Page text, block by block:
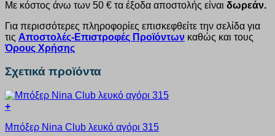
Με κόστος άνω των 50 € τα έξοδα αποστολής είναι δωρεάν.
Για περισσότερες πληροφορίες επισκεφθείτε την σελίδα για
τις Αποστολές-Επιστροφές Προϊόντων καθώς και τους
Όρους Χρήσης
Σχετικά προϊόντα
+
το
Μπόξερ Nina Club λευκό αγόρι 315